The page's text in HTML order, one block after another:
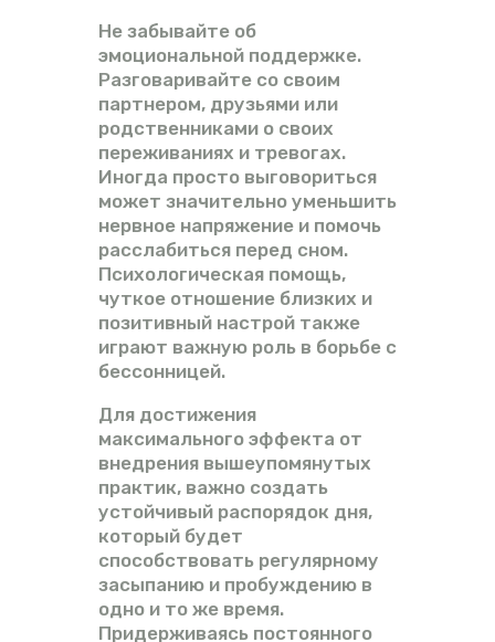
Не забывайте об
эмоциональной поддержке.
Разговаривайте со своим
партнером, друзьями или
родственниками о своих
переживаниях и тревогах.
Иногда просто выговориться
может значительно уменьшить
нервное напряжение и помочь
расслабиться перед сном.
Психологическая помощь,
чуткое отношение близких и
позитивный настрой также
играют важную роль в борьбе с
бессонницей.
Для достижения
максимального эффекта от
внедрения вышеупомянутых
практик, важно создать
устойчивый распорядок дня,
который будет
способствовать регулярному
засыпанию и пробуждению в
одно и то же время.
Придерживаясь постоянного